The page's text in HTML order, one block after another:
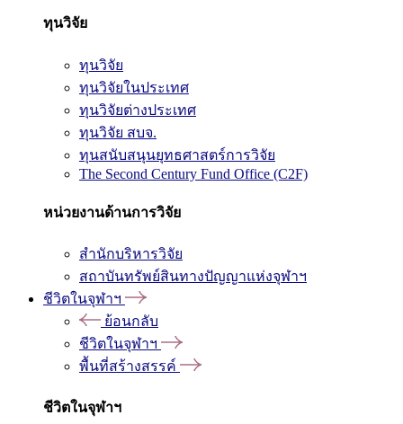
ทุนวิจัย
ทุนวิจัย
ทุนวิจัยในประเทศ
ทุนวิจัยต่างประเทศ
ทุนวิจัย สบจ.
ทุนสนับสนุนยุทธศาสตร์การวิจัย
The Second Century Fund Office (C2F)
หน่วยงานด้านการวิจัย
สำนักบริหารวิจัย
สถาบันทรัพย์สินทางปัญญาแห่งจุฬาฯ
ชีวิตในจุฬาฯ
ย้อนกลับ
ชีวิตในจุฬาฯ
พื้นที่สร้างสรรค์
ชีวิตในจุฬาฯ